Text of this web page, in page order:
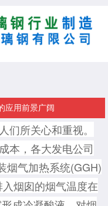
应用前景广阔
所关心和重视。
本，各大发电公司
烟气加热系统(GGH)
烟囱的烟气温度在